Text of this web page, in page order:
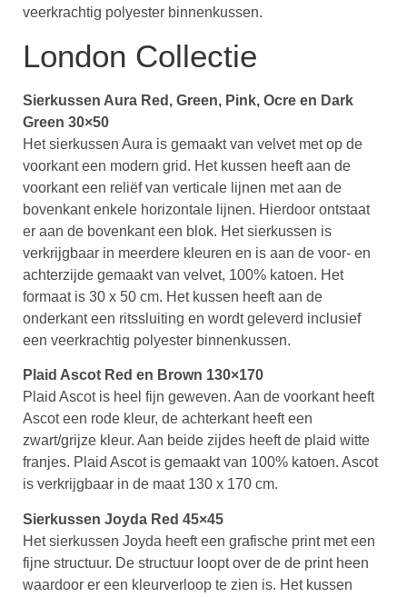
veerkrachtig polyester binnenkussen.
London Collectie
Sierkussen Aura Red, Green, Pink, Ocre en Dark
Green 30×50
Het sierkussen Aura is gemaakt van velvet met op de
voorkant een modern grid. Het kussen heeft aan de
voorkant een reliëf van verticale lijnen met aan de
bovenkant enkele horizontale lijnen. Hierdoor ontstaat
er aan de bovenkant een blok. Het sierkussen is
verkrijgbaar in meerdere kleuren en is aan de voor- en
achterzijde gemaakt van velvet, 100% katoen. Het
formaat is 30 x 50 cm. Het kussen heeft aan de
onderkant een ritssluiting en wordt geleverd inclusief
een veerkrachtig polyester binnenkussen.
Plaid Ascot Red en Brown 130×170
Plaid Ascot is heel fijn geweven. Aan de voorkant heeft
Ascot een rode kleur, de achterkant heeft een
zwart/grijze kleur. Aan beide zijdes heeft de plaid witte
franjes. Plaid Ascot is gemaakt van 100% katoen. Ascot
is verkrijgbaar in de maat 130 x 170 cm.
Sierkussen Joyda Red 45×45
Het sierkussen Joyda heeft een grafische print met een
fijne structuur. De structuur loopt over de de print heen
waardoor er een kleurverloop te zien is. Het kussen